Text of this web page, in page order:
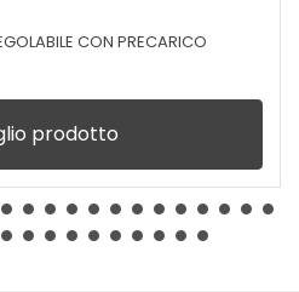
CON PRECARICO
prodotto